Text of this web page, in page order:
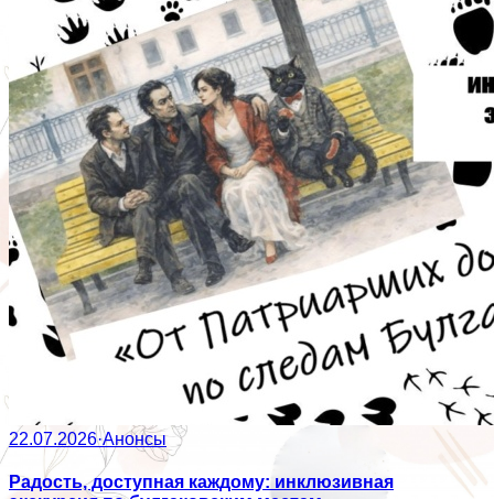
22.07.2026·Анонсы
Радость, доступная каждому: инклюзивная